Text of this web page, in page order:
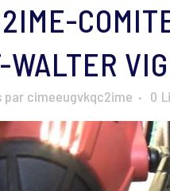
par cimeeugvkqc2ime 0